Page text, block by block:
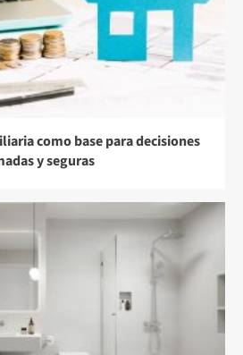
como base para decisiones
y seguras